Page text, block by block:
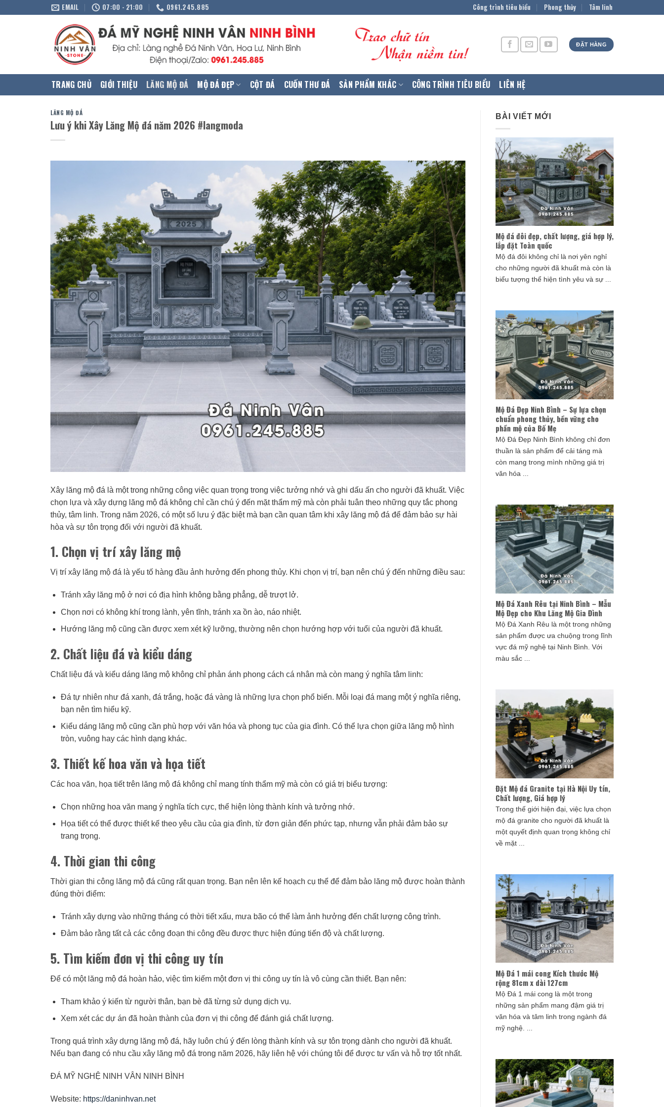
EMAIL 07:00 - 21:00 0961.245.885 Công trình tiêu biểu Phong thủy Tâm linh
ĐẶT HÀNG
TRANG CHỦ GIỚI THIỆU LĂNG MỘ ĐÁ MỘ ĐÁ ĐẸP CỘT ĐÁ CUỐN THƯ ĐÁ SẢN PHẨM KHÁC CÔNG TRÌNH TIÊU BIỂU LIÊN HỆ
LĂNG MỘ ĐÁ
Lưu ý khi Xây Lăng Mộ đá năm 2026 #langmoda
Xây lăng mộ đá là một trong những công việc quan trọng trong việc tưởng nhớ và ghi dấu ấn cho người đã khuất. Việc
chọn lựa và xây dựng lăng mộ đá không chỉ cần chú ý đến mặt thẩm mỹ mà còn phải tuân theo những quy tắc phong
thủy, tâm linh. Trong năm 2026, có một số lưu ý đặc biệt mà bạn cần quan tâm khi xây lăng mộ đá để đảm bảo sự hài
hòa và sự tôn trọng đối với người đã khuất.
1. Chọn vị trí xây lăng mộ
Vị trí xây lăng mộ đá là yếu tố hàng đầu ảnh hưởng đến phong thủy. Khi chọn vị trí, bạn nên chú ý đến những điều sau:
Tránh xây lăng mộ ở nơi có địa hình không bằng phẳng, dễ trượt lở.
Chọn nơi có không khí trong lành, yên tĩnh, tránh xa ồn ào, náo nhiệt.
Hướng lăng mộ cũng cần được xem xét kỹ lưỡng, thường nên chọn hướng hợp với tuổi của người đã khuất.
2. Chất liệu đá và kiểu dáng
Chất liệu đá và kiểu dáng lăng mộ không chỉ phản ánh phong cách cá nhân mà còn mang ý nghĩa tâm linh:
Đá tự nhiên như đá xanh, đá trắng, hoặc đá vàng là những lựa chọn phổ biến. Mỗi loại đá mang một ý nghĩa riêng,
bạn nên tìm hiểu kỹ.
Kiểu dáng lăng mộ cũng cần phù hợp với văn hóa và phong tục của gia đình. Có thể lựa chọn giữa lăng mộ hình
tròn, vuông hay các hình dạng khác.
3. Thiết kế hoa văn và họa tiết
Các hoa văn, họa tiết trên lăng mộ đá không chỉ mang tính thẩm mỹ mà còn có giá trị biểu tượng:
Chọn những hoa văn mang ý nghĩa tích cực, thể hiện lòng thành kính và tưởng nhớ.
Họa tiết có thể được thiết kế theo yêu cầu của gia đình, từ đơn giản đến phức tạp, nhưng vẫn phải đảm bảo sự
trang trọng.
4. Thời gian thi công
Thời gian thi công lăng mộ đá cũng rất quan trọng. Bạn nên lên kế hoạch cụ thể để đảm bảo lăng mộ được hoàn thành
đúng thời điểm:
Tránh xây dựng vào những tháng có thời tiết xấu, mưa bão có thể làm ảnh hưởng đến chất lượng công trình.
Đảm bảo rằng tất cả các công đoạn thi công đều được thực hiện đúng tiến độ và chất lượng.
5. Tìm kiếm đơn vị thi công uy tín
Để có một lăng mộ đá hoàn hảo, việc tìm kiếm một đơn vị thi công uy tín là vô cùng cần thiết. Bạn nên:
Tham khảo ý kiến từ người thân, bạn bè đã từng sử dụng dịch vụ.
Xem xét các dự án đã hoàn thành của đơn vị thi công để đánh giá chất lượng.
Trong quá trình xây dựng lăng mộ đá, hãy luôn chú ý đến lòng thành kính và sự tôn trọng dành cho người đã khuất.
Nếu bạn đang có nhu cầu xây lăng mộ đá trong năm 2026, hãy liên hệ với chúng tôi để được tư vấn và hỗ trợ tốt nhất.
ĐÁ MỸ NGHỆ NINH VÂN NINH BÌNH
Website: https://daninhvan.net
BÀI VIẾT MỚI
Mộ đá đôi đẹp, chất lượng, giá hợp lý,
lắp đặt Toàn quốc
Mộ đá đôi không chỉ là nơi yên nghỉ
cho những người đã khuất mà còn là
biểu tượng thể hiện tình yêu và sự ...
Mộ Đá Đẹp Ninh Bình – Sự lựa chọn
chuẩn phong thủy, bền vững cho
phần mộ của Bố Mẹ
Mộ Đá Đẹp Ninh Bình không chỉ đơn
thuần là sản phẩm để cải táng mà
còn mang trong mình những giá trị
văn hóa ...
Mộ Đá Xanh Rêu tại Ninh Bình – Mẫu
Mộ Đẹp cho Khu Lăng Mộ Gia Đình
Mộ Đá Xanh Rêu là một trong những
sản phẩm được ưa chuộng trong lĩnh
vực đá mỹ nghệ tại Ninh Bình. Với
màu sắc ...
Đặt Mộ đá Granite tại Hà Nội Uy tín,
Chất lượng, Giá hợp lý
Trong thế giới hiện đại, việc lựa chọn
mộ đá granite cho người đã khuất là
một quyết định quan trọng không chỉ
về mặt ...
Mộ Đá 1 mái cong Kích thước Mộ
rộng 81cm x dài 127cm
Mộ Đá 1 mái cong là một trong
những sản phẩm mang đậm giá trị
văn hóa và tâm linh trong ngành đá
mỹ nghệ. ...